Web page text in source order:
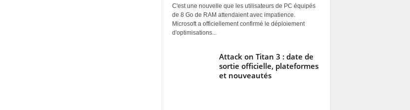
C'est une nouvelle que les utilisateurs de PC équipés
de 8 Go de RAM attendaient avec impatience.
Microsoft a officiellement confirmé le déploiement
d'optimisations...
Attack on Titan 3 : date de
sortie officielle, plateformes
et nouveautés